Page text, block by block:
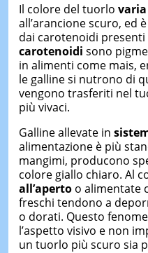
Il colore del tuorlo varia
all’arancione scuro, ed
dai carotenoidi presenti
carotenoidi sono
in alimenti come mais,
le galline si nutrono di
vengono trasferiti nel
più vivaci.
Galline allevate in
alimentazione è più
mangimi, producono
colore giallo chiaro. Al
all’apertoo alimentate
freschi tendono a
o dorati. Questo
l’aspetto visivo e non
un tuorlo più scuro sia